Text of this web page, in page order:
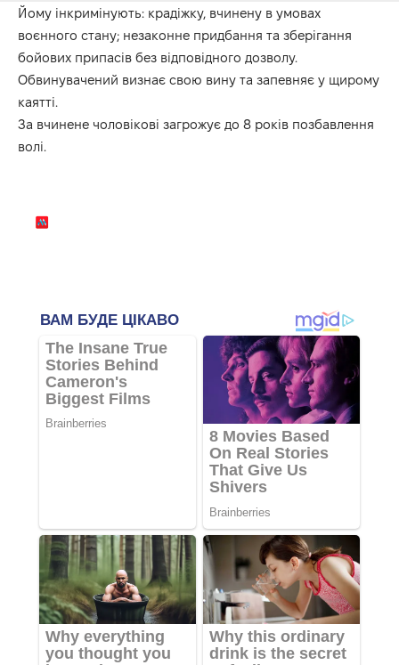
Йому інкримінують: крадіжку, вчинену в умовах
воєнного стану; незаконне придбання та зберігання
бойових припасів без відповідного дозволу.
Обвинувачений визнає свою вину та запевняє у щирому
каятті.
За вчинене чоловікові загрожує до 8 років позбавлення
волі.